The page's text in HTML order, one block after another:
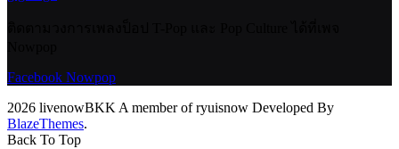
Facebook Nowpop
2026 livenowBKK A member of ryuisnow Developed By
BlazeThemes.
Back To Top